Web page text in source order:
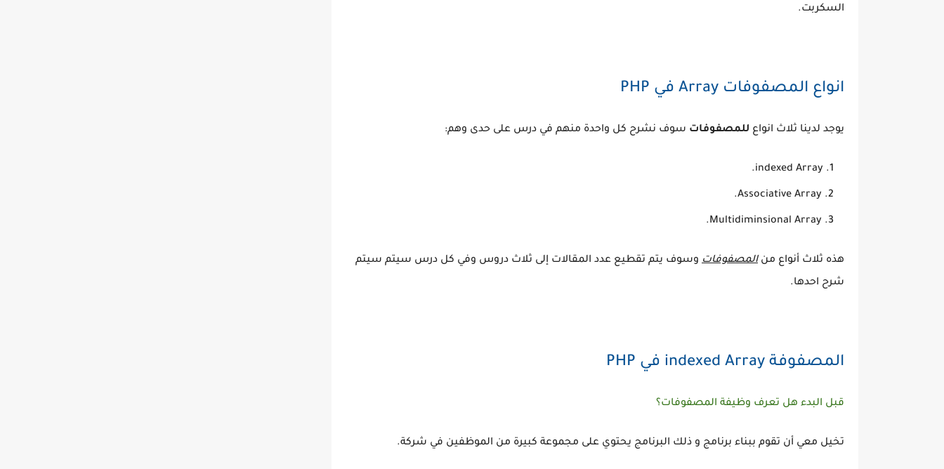
السكربت.
انواع المصفوفات Array في PHP
يوجد لدينا ثلاث انواع للمصفوفات سوف نشرح كل واحدة منهم في درس على حدى وهم:
indexed Array.
Associative Array.
Multidiminsional Array.
هذه ثلاث أنواع منالمصفوفات وسوف يتم تقطيع عدد المقالات إلى ثلاث دروس وفي كل درس سيتم سيتم
شرح احدها.
المصفوفة indexed Array في PHP
قبل البدء هل تعرف وظيفة المصفوفات؟
تخيل معي أن تقوم ببناء برنامج و ذلك البرنامج يحتوي على مجموعة كبيرة من الموظفين في شركة.